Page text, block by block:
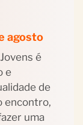
agosto
é
e
de
encontro,
uma